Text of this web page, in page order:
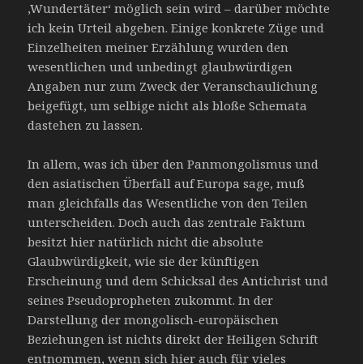
‚Wundertäter‘ möglich sein wird – darüber möchte
ich kein Urteil abgeben. Einige konkrete Züge und
Einzelheiten meiner Erzählung wurden den
wesentlichen und unbedingt glaubwürdigen
Angaben nur zum Zweck der Veranschaulichung
beigefügt, um selbige nicht als bloße Schemata
dastehen zu lassen.
In allem, was ich über den Panmongolismus und
den asiatischen Überfall auf Europa sage, muß
man gleichfalls das Wesentliche von den Teilen
unterscheiden. Doch auch das zentrale Faktum
besitzt hier natürlich nicht die absolute
Glaubwürdigkeit, wie sie der künftigen
Erscheinung und dem Schicksal des Antichrist und
seines Pseudopropheten zukommt. In der
Darstellung der mongolisch-europäischen
Beziehungen ist nichts direkt der Heiligen Schrift
entnommen, wenn sich hier auch für vieles